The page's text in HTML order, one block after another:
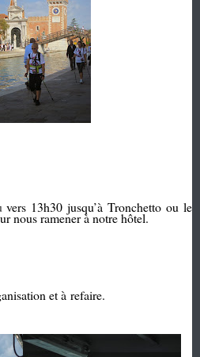
vers 13h30 jusqu’à Tronchetto ou le
nous ramener à notre hôtel.
et à refaire.